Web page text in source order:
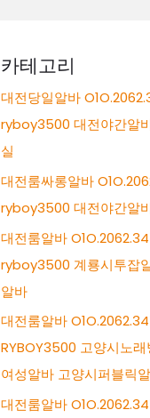
카테고리
대전당일알바
ryboy3500 대전야간알
실
대전룸싸롱알바
ryboy3500 대전야간알
대전룸알바
ryboy3500 계룡시투잡
알바
대전룸알바
RYBOY3500 고양시노
여성알바 고양시퍼블릭
대전룸알바